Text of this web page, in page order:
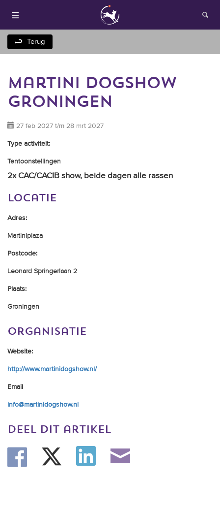
Houden van honden
Fokken met je hond
Zoek een vereniging
Activiteiten agenda
Contact & support
Vacatures
Terug
martini dogshow
groningen
27 feb 2027 t/m 28 mrt 2027
Type activiteit:
Tentoonstellingen
2x CAC/CACIB show, beide dagen alle rassen
locatie
Adres:
Martiniplaza
Postcode:
Leonard Springerlaan 2
Plaats:
Groningen
organisatie
Website:
http://www.martinidogshow.nl/
Email
info@martinidogshow.nl
deel dit artikel